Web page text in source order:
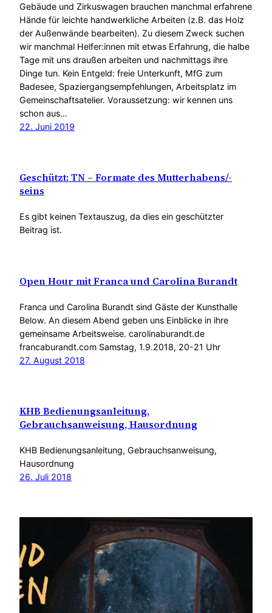
Gebäude und Zirkuswagen brauchen manchmal erfahrene
Hände für leichte handwerkliche Arbeiten (z.B. das Holz
der Außenwände bearbeiten). Zu diesem Zweck suchen
wir manchmal Helfer:innen mit etwas Erfahrung, die halbe
Tage mit uns draußen arbeiten und nachmittags ihre
Dinge tun. Kein Entgeld: freie Unterkunft, MfG zum
Badesee, Spaziergangsempfehlungen, Arbeitsplatz im
Gemeinschaftsatelier. Voraussetzung: wir kennen uns
schon aus…
22. Juni 2019
Geschützt: TN – Formate des Mutterhabens/-
seins
Es gibt keinen Textauszug, da dies ein geschützter
Beitrag ist.
Open Hour mit Franca und Carolina Burandt
Franca und Carolina Burandt sind Gäste der Kunsthalle
Below. An diesem Abend geben uns Einblicke in ihre
gemeinsame Arbeitsweise. carolinaburandt.de
francaburandt.com Samstag, 1.9.2018, 20-21 Uhr
27. August 2018
KHB Bedienungsanleitung,
Gebrauchsanweisung, Hausordnung
KHB Bedienungsanleitung, Gebrauchsanweisung,
Hausordnung
26. Juli 2018